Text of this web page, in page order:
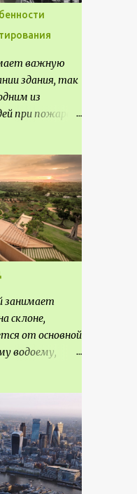
- показ
новых
т.д.
важную
здания, так
из
при пожаре.
Все
в данной
занимает
склоне,
от основной
водоему,
для
но и
площадку,
свободно